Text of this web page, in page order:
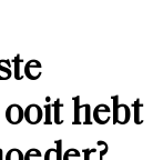
hebt